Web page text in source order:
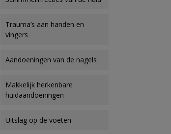
Trauma’s aan handen en
vingers
Aandoeningen van de nagels
Makkelijk herkenbare
huidaandoeningen
Uitslag op de voeten